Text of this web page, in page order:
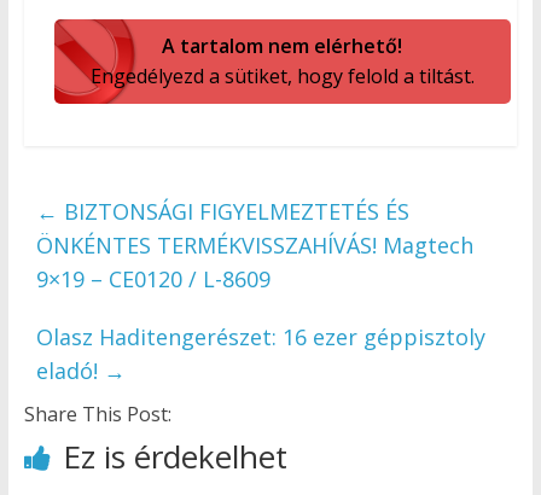
A tartalom nem elérhető!
Engedélyezd a sütiket, hogy felold a tiltást.
← BIZTONSÁGI FIGYELMEZTETÉS ÉS
ÖNKÉNTES TERMÉKVISSZAHÍVÁS! Magtech
9×19 – CE0120 / L-8609
Olasz Haditengerészet: 16 ezer géppisztoly
eladó! →
Share This Post:
Ez is érdekelhet